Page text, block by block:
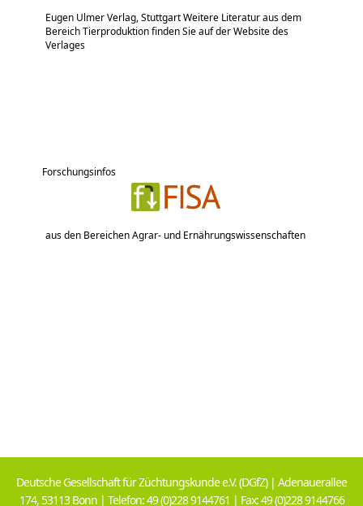
Eugen Ulmer Verlag, Stuttgart Weitere Literatur aus dem
Bereich Tierproduktion finden Sie auf der Website des
Verlages
Forschungsinfos
aus den Bereichen Agrar- und Ernährungswissenschaften
Deutsche Gesellschaft für Züchtungskunde e.V. (DGfZ) | Adenauerallee
174, 53113 Bonn | Telefon: 49 (0)228 9144761 | Fax: 49 (0)228 9144766